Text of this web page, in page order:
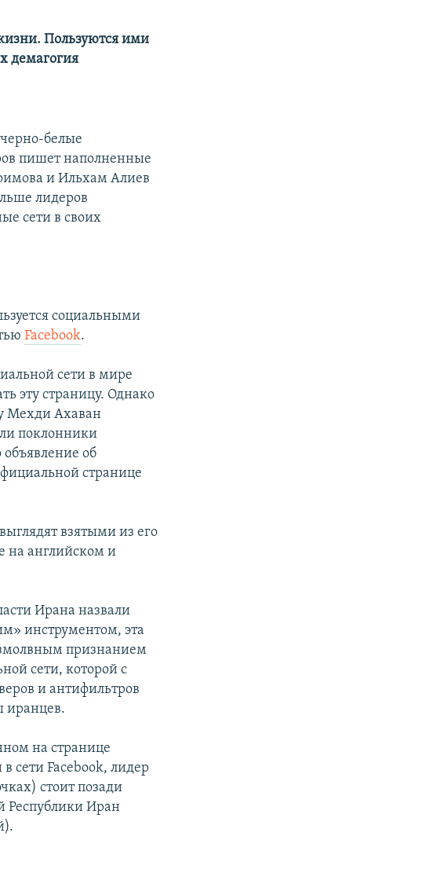
Пользуются ими
демагогия
белые
пишет наполненные
и Ильхам Алиев
лидеров
сети в своих
социальными
Facebook.
сети в мире
эту страницу. Однако
Мехди Ахаван
поклонники
об
странице
взятыми из его
на английском и
Ирана назвали
инструментом, эта
признанием
сети, которой с
и антифильтров
иранцев.
на странице
сети Facebook, лидер
стоит позади
Республики Иран